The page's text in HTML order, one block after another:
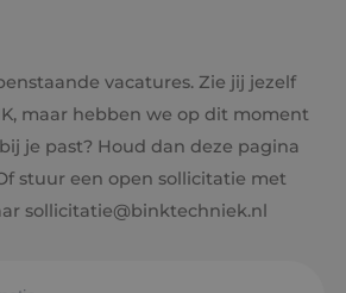
vacatures. Zie jij jezelf
maar hebben we op dit moment
je past? Houd dan deze pagina
stuur een open sollicitatie met
sollicitatie@binktechniek.nl